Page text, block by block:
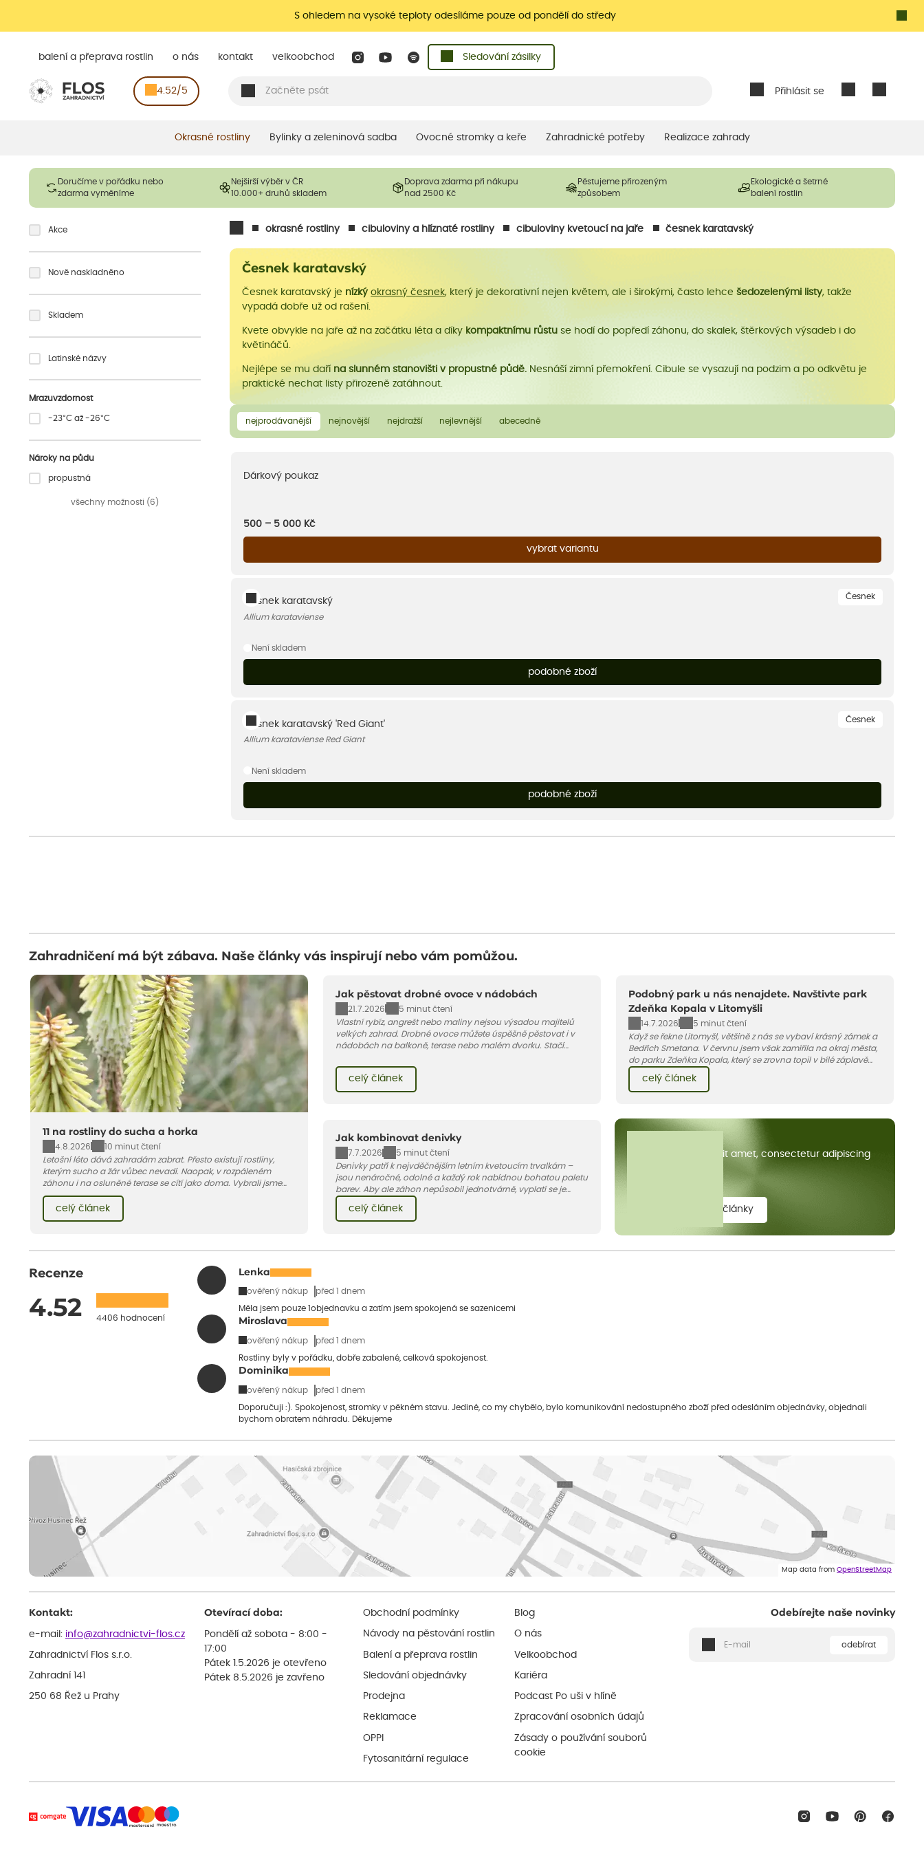
S ohledem na vysoké teploty odesíláme pouze od pondělí do středy
Přihlásit se
balení a přeprava rostlin o nás kontakt velkoobchod Sledování zásilky
4.52/5
Okrasné rostliny Bylinky a zeleninová sadba Ovocné stromky a keře Zahradnické potřeby Realizace zahrady
Doručíme v pořádku nebo
zdarma vyměníme
Nejširší výběr v ČR
10.000+ druhů skladem
Doprava zdarma při nákupu
nad 2500 Kč
Pěstujeme přirozeným
způsobem
Ekologické a šetrné
balení rostlin
okrasné rostliny cibuloviny a hlíznaté rostliny cibuloviny kvetoucí na jaře česnek karatavský
Česnek karatavský
Česnek karatavský je nízký okrasný česnek, který je dekorativní nejen květem, ale i širokými, často lehcešedozelenými listy, takže
vypadá dobře už od rašení.
Kvete obvykle na jaře až na začátku léta a díky kompaktnímu růstu se hodí do popředí záhonu, do skalek, štěrkových výsadeb i do
květináčů.
Nejlépe se mu daří na slunném stanovišti v propustné půdě. Nesnáší zimní přemokření. Cibule se vysazují na podzim a po odkvětu je
praktické nechat listy přirozeně zatáhnout.
nejprodávanější nejnovější nejdražší nejlevnější abecedně
Akce
Nově naskladněno
Skladem
Latinské názvy
Mrazuvzdornost
-23°C až -26°C
Nároky na půdu
propustná
všechny možnosti (6)
Dárkový poukaz
500 – 5 000 Kč
vybrat variantu
Česnek
Česnek karatavský
Allium karataviense
Není skladem
podobné zboží
Česnek
Česnek karatavský 'Red Giant'
Allium karataviense Red Giant
Není skladem
podobné zboží
Zahradničení má být zábava. Naše články vás inspirují nebo vám pomůžou.
11 na rostliny do sucha a horka
4.8.2026
10 minut čtení
Letošní léto dává zahradám zabrat. Přesto existují rostliny,
kterým sucho a žár vůbec nevadí. Naopak, v rozpáleném
záhonu i na osluněné terase se cítí jako doma. Vybrali jsme
pro vás 11 tipů na odolné druhy, které zvládnou horké a suché
léto bez pravidelné zálivky. Pojďme se podívat, které to jsou.
celý článek
Jak pěstovat drobné ovoce v nádobách
21.7.2026
5 minut čtení
Vlastní rybíz, angrešt nebo maliny nejsou výsadou majitelů
velkých zahrad. Drobné ovoce můžete úspěšně pěstovat i v
nádobách na balkoně, terase nebo malém dvorku. Stačí
pár základních pravidel. V tomto článku vám poradíme, jak na
celý článek
Podobný park u nás nenajdete. Navštivte park
Zdeňka Kopala v Litomyšli
14.7.2026
5 minut čtení
Když se řekne Litomyšl, většině z nás se vybaví krásný zámek a
Bedřich Smetana. V červnu jsem však zamířila na okraj města,
do parku Zdeňka Kopala, který se zrovna topil v bílé záplavě
kvetoucích kopretin. Fotky řeknou víc než slova, přidávám k
nim pár řádků o tom, jak tento jedinečný kus krajiny vznikl.
celý článek
Jak kombinovat denivky
7.7.2026
5 minut čtení
Denivky patří k nejvděčnějším letním kvetoucím trvalkám –
jsou nenáročné, odolné a každý rok nabídnou bohatou paletu
barev. Aby ale záhon nepůsobil jednotvárně, vyplatí se je
jakými trvalkami a travinami denivky nejlépe ladí.
celý článek
Lorem ipsum dolor sit amet, consectetur adipiscing
zobrazit všechny články
Recenze
4.52 4406 hodnocení
Lenka
ověřený nákup před 1 dnem
Měla jsem pouze 1objednavku a zatím jsem spokojená se sazenicemi
Miroslava
ověřený nákup před 1 dnem
Rostliny byly v pořádku, dobře zabalené, celková spokojenost.
Dominika
ověřený nákup před 1 dnem
Doporučuji :). Spokojenost, stromky v pěkném stavu. Jediné, co my chybělo, bylo komunikování nedostupného zboží před odesláním objednávky, objednali
bychom obratem náhradu. Děkujeme
Map data from OpenStreetMap
Kontakt:
e-mail: info@zahradnictvi-flos.cz
Zahradnictví Flos s.r.o.
Zahradní 141
250 68 Řež u Prahy
Otevírací doba:
Pondělí až sobota - 8:00 -
17:00
Pátek 1.5.2026 je otevřeno
Pátek 8.5.2026 je zavřeno
Obchodní podmínky
Návody na pěstování rostlin
Balení a přeprava rostlin
Sledování objednávky
Prodejna
Reklamace
OPPI
Fytosanitární regulace
Blog
O nás
Velkoobchod
Kariéra
Podcast Po uši v hlíně
Zpracování osobních údajů
Zásady o používání souborů
cookie
Odebírejte naše novinky
odebírat